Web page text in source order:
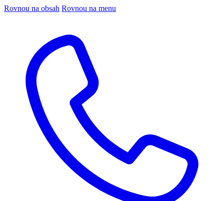
Rovnou na obsah Rovnou na menu